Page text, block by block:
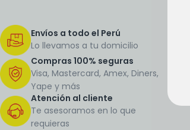
Envíos a todo el Perú
Lo llevamos a tu domicilio
Compras 100% seguras
Visa, Mastercard, Amex, Diners,
Yape y más
Atención al cliente
Te asesoramos en lo que
requieras